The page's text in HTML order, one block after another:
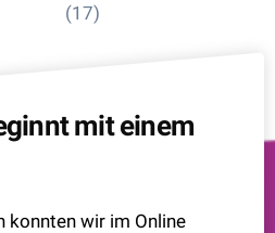
(17)
mit einem
konnten wir im Online